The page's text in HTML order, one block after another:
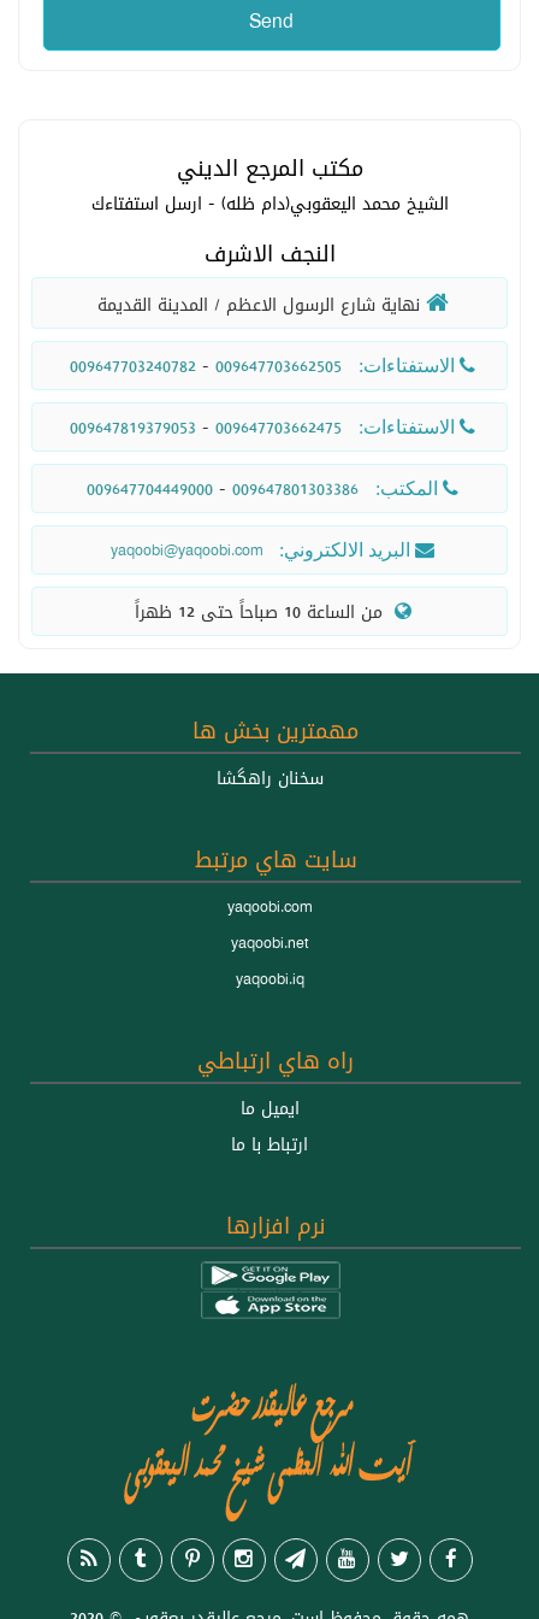
مكتب المرجع الديني
الشيخ محمد اليعقوبي(دام ظله) - ارسل استفتاءك
النجف الاشرف
نهاية شارع الرسول الاعظم / المدينة القديمة
الاستفتاءات: 009647703662505
-
009647703240782
الاستفتاءات: 009647703662475
-
009647819379053
المكتب: 009647801303386
-
009647704449000
البريد الالكتروني:
yaqoobi@yaqoobi.com
  من الساعة 10 صباحاً حتى 12 ظهراً
مهمترين بخش ها
سخنان راهگشا
سايت هاي مرتبط
yaqoobi.com
yaqoobi.net
yaqoobi.iq
راه هاي ارتباطي
ايميل ما
ارتباط با ما
نرم افزارها